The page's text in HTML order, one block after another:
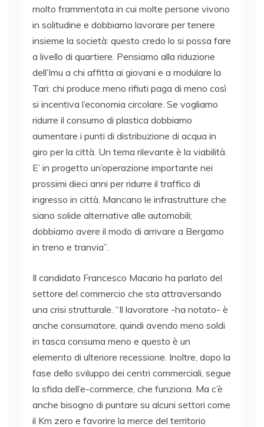
molto frammentata in cui molte persone vivono
in solitudine e dobbiamo lavorare per tenere
insieme la società: questo credo lo si possa fare
a livello di quartiere. Pensiamo alla riduzione
dell’Imu a chi affitta ai giovani e a modulare la
Tari: chi produce meno rifiuti paga di meno così
si incentiva l’economia circolare. Se vogliamo
ridurre il consumo di plastica dobbiamo
aumentare i punti di distribuzione di acqua in
giro per la città. Un tema rilevante è la viabilità.
E’ in progetto un’operazione importante nei
prossimi dieci anni per ridurre il traffico di
ingresso in città. Mancano le infrastrutture che
siano solide alternative alle automobili;
dobbiamo avere il modo di arrivare a Bergamo
in treno e tranvia”.
Il candidato Francesco Macario ha parlato del
settore del commercio che sta attraversando
una crisi strutturale. “Il lavoratore -ha notato- è
anche consumatore, quindi avendo meno soldi
in tasca consuma meno e questo è un
elemento di ulteriore recessione. Inoltre, dopo la
fase dello sviluppo dei centri commerciali, segue
la sfida dell’e-commerce, che funziona. Ma c’è
anche bisogno di puntare su alcuni settori come
il Km zero e favorire la merce del territorio